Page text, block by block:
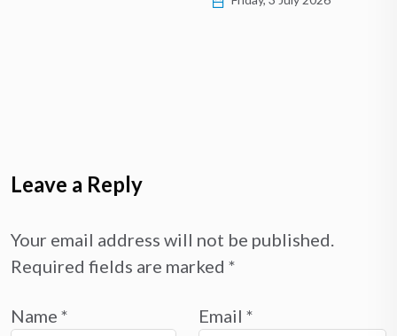
Leave a Reply
Your email address will not be published.
Required fields are marked *
Name * Email *